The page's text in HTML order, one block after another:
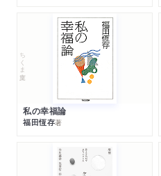
ちくま文庫
私の幸福論
福田恆存著